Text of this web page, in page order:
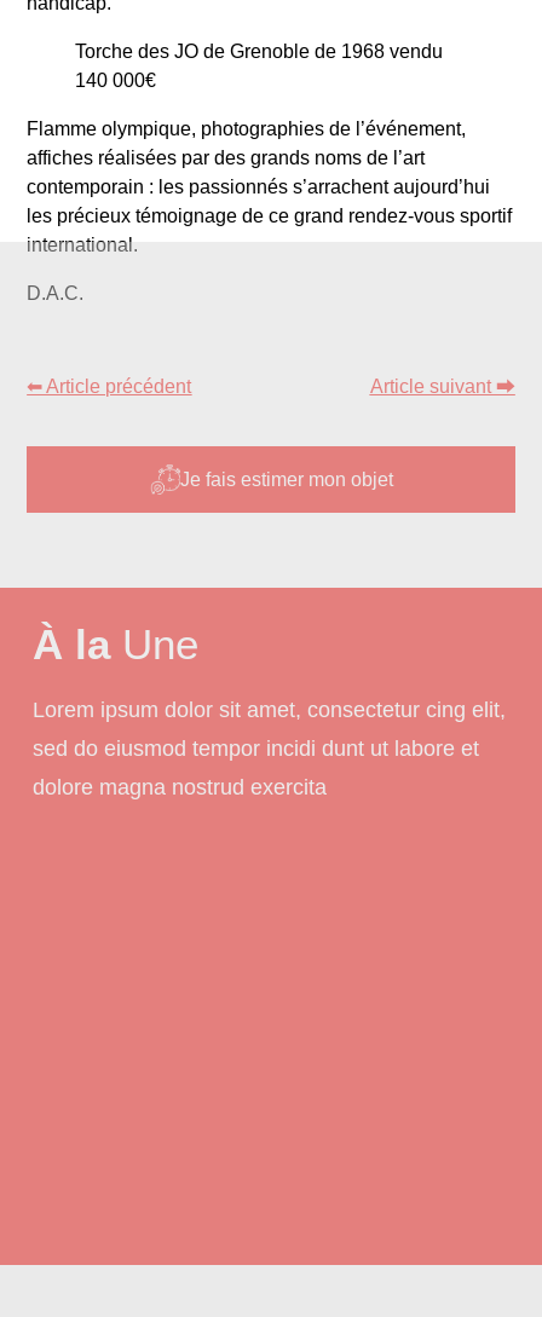
Torche des JO de Grenoble de 1968 vendu
140 000€
Flamme olympique, photographies de l’événement,
affiches réalisées par des grands noms de l’art
contemporain : les passionnés s’arrachent aujourd’hui
les précieux témoignage de ce grand rendez-vous sportif
international.
D.A.C.
⬅ Article précédent Article suivant ⮕
Je fais estimer mon objet
À laUne
Lorem ipsum dolor sit amet, consectetur cing elit,
sed do eiusmod tempor incidi dunt ut labore et
dolore magna nostrud exercita